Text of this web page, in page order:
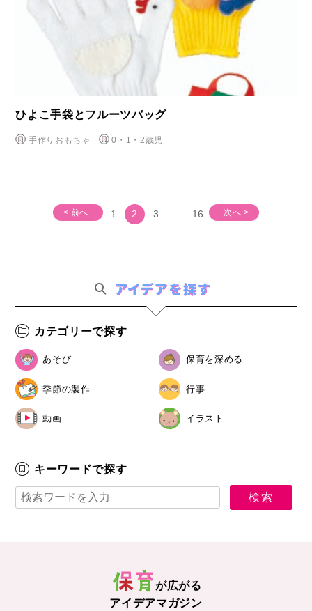
ひよこ手袋とフルーツバッグ
手作りおもちゃ 0・1・2歳児
< 前へ 1 2 3 … 16 次へ >
カテゴリーで探す
あそび 保育を深める
季節の製作 行事
動画 イラスト
キーワードで探す
が広がる
アイデアマガジン